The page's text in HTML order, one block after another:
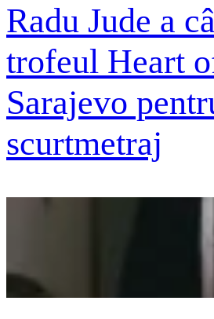
Radu Jude a
trofeul Heart
Sarajevo
scurtmetraj